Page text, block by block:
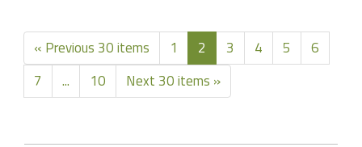
« Previous 30 items 1 2 3 4 5
6
7
... 10 Next 30 items »